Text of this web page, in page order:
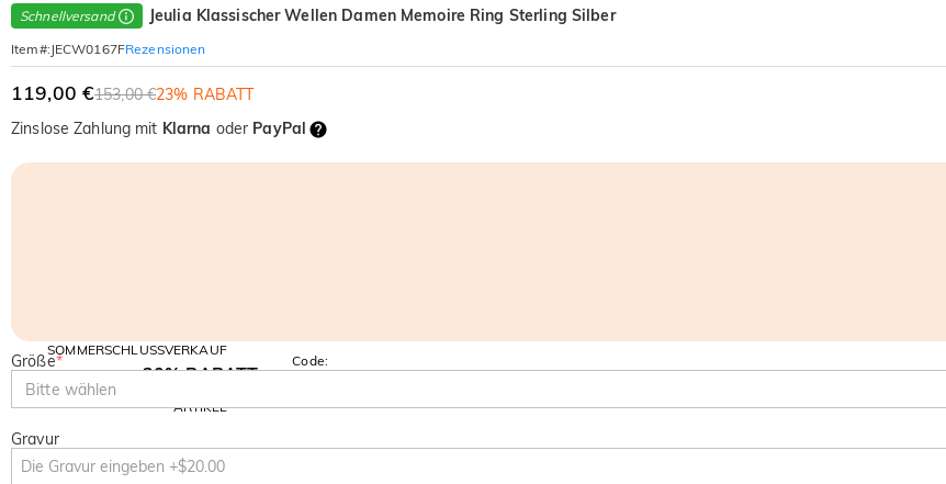
Schnellversand Jeulia Klassischer Wellen Damen Memoire Ring Sterling Silber
Item#: JECW0167FRezensionen
119,00 €153,00 €23% RABATT
Zinslose Zahlung mit Klarna oder PayPal
SOMMERSCHLUSSVERKAUF
10% RABATT
AUF ALLES
30% RABATT
ARTIKEL
Code:
Größe*
Bitte wählen
Gravur